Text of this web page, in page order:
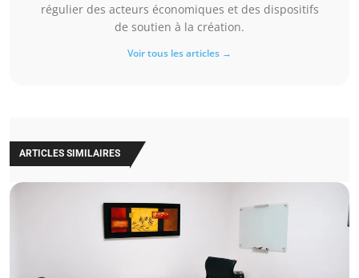
régulier des acteurs économiques et des dispositifs
de soutien à la création.
Voir tous les articles →
ARTICLES SIMILAIRES